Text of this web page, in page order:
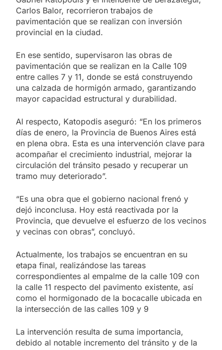
Carlos Balor, recorrieron trabajos de
pavimentación que se realizan con inversión
provincial en la ciudad.
En ese sentido, supervisaron las obras de
pavimentación que se realizan en la Calle 109
entre calles 7 y 11, donde se está construyendo
una calzada de hormigón armado, garantizando
mayor capacidad estructural y durabilidad.
Al respecto, Katopodis aseguró: “En los primeros
días de enero, la Provincia de Buenos Aires está
en plena obra. Esta es una intervención clave para
acompañar el crecimiento industrial, mejorar la
circulación del tránsito pesado y recuperar un
tramo muy deteriorado”.
“Es una obra que el gobierno nacional frenó y
dejó inconclusa. Hoy está reactivada por la
Provincia, que devuelve el esfuerzo de los vecinos
y vecinas con obras”, concluyó.
Actualmente, los trabajos se encuentran en su
etapa final, realizándose las tareas
correspondientes al empalme de la calle 109 con
la calle 11 respecto del pavimento existente, así
como el hormigonado de la bocacalle ubicada en
la intersección de las calles 109 y 9
La intervención resulta de suma importancia,
debido al notable incremento del tránsito y de la